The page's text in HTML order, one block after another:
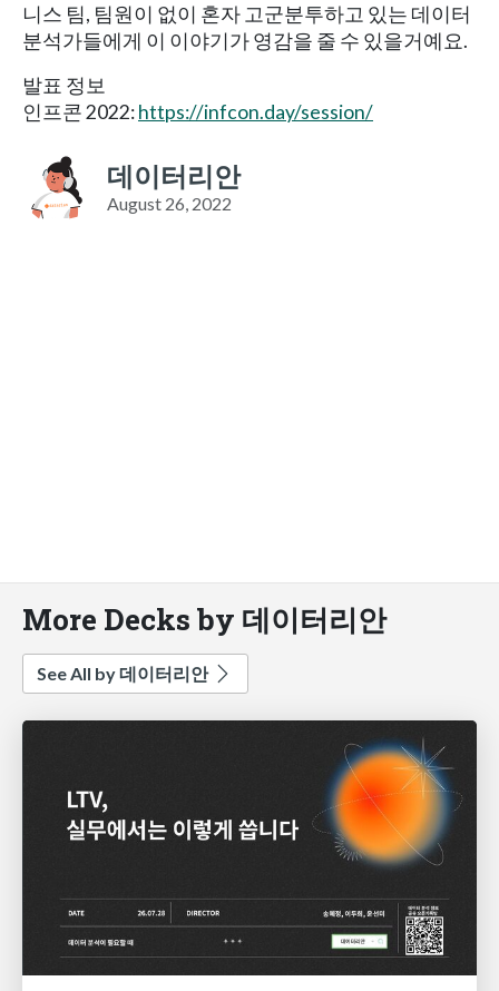
니스 팀, 팀원이 없이 혼자 고군분투하고 있는 데이터
분석가들에게 이 이야기가 영감을 줄 수 있을거예요.
발표 정보
인프콘 2022:https://infcon.day/session/
데이터리안
August 26, 2022
More Decks by 데이터리안
See All by 데이터리안